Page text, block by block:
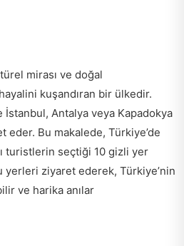
mirası ve doğal
kuşandıran bir ülkedir.
Antalya veya Kapadokya
Bu makalede, Türkiye’de
turistlerin seçtiği 10 gizli yer
yerleri ziyaret ederek, Türkiye’nin
ve harika anılar